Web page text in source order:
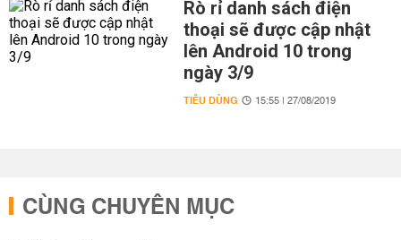
Rò rỉ danh sách điện
thoại sẽ được cập nhật
lên Android 10 trong
ngày 3/9
TIÊU DÙNG 15:55 | 27/08/2019
CÙNG CHUYÊN MỤC